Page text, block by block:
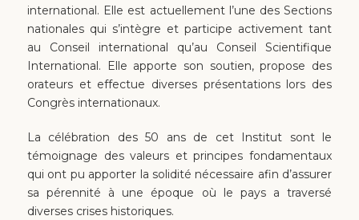
international. Elle est actuellement l’une des Sections
nationales qui s’intègre et participe activement tant
au Conseil international qu’au Conseil Scientifique
International. Elle apporte son soutien, propose des
orateurs et effectue diverses présentations lors des
Congrès internationaux.
La célébration des 50 ans de cet Institut sont le
témoignage des valeurs et principes fondamentaux
qui ont pu apporter la solidité nécessaire afin d’assurer
sa pérennité à une époque où le pays a traversé
diverses crises historiques.